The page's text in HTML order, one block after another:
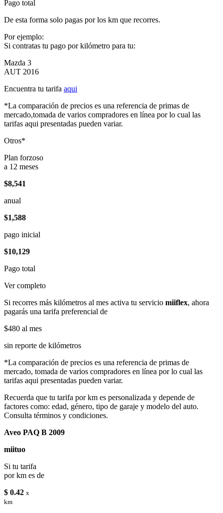
Pago total
De esta forma solo pagas por los km que recorres.
Por ejemplo:
Si contratas tu pago por kilómetro para tu:
Mazda 3
AUT 2016
Encuentra tu tarifa aqui
*La comparación de precios es una referencia de primas de
mercado,tomada de varios compradores en línea por lo cual las
tarifas aqui presentadas pueden variar.
Otros*
Plan forzoso
a 12 meses
$8,541
anual
$1,588
pago inicial
$10,129
Pago total
Ver completo
Si recorres más kilómetros al mes activa tu servicio miiflex, ahora
pagarás una tarifa preferencial de
$480 al mes
sin reporte de kilómetros
*La comparación de precios es una referencia de primas de
mercado, tomada de varios compradores en línea por lo cual las
tarifas aqui presentadas pueden variar.
Recuerda que tu tarifa por km es personalizada y depende de
factores como: edad, género, tipo de garaje y modelo del auto.
Consulta términos y condiciones.
Aveo PAQ B 2009
miituo
Si tu tarifa
por km es de
$ 0.42 x
km